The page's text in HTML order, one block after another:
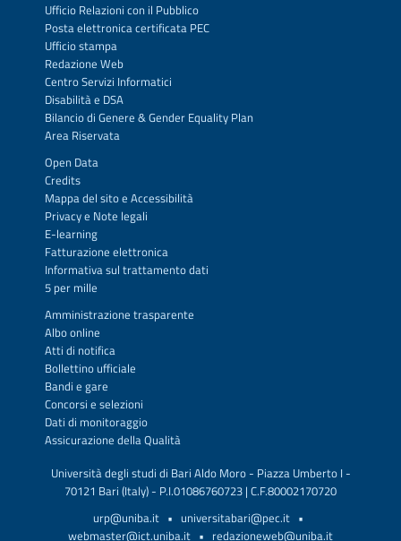
Ufficio Relazioni con il Pubblico
Posta elettronica certificata PEC
Ufficio stampa
Redazione Web
Centro Servizi Informatici
Disabilità e DSA
Bilancio di Genere & Gender Equality Plan
Area Riservata
Open Data
Credits
Mappa del sitoe Accessibilità
Privacye Note legali
E-learning
Fatturazione elettronica
Informativa sul trattamento dati
5 per mille
Amministrazione trasparente
Albo online
Atti di notifica
Bollettino ufficiale
Bandi e gare
Concorsi e selezioni
Dati di monitoraggio
Assicurazione della Qualità
Università degli studi di Bari Aldo Moro - Piazza Umberto I -
70121 Bari (Italy) - P.I.01086760723 | C.F.80002170720
urp@uniba.it• universitabari@pec.it•
webmaster@ict.uniba.it • redazioneweb@uniba.it